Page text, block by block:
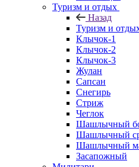
Туризм и отдых
Назад
Туризм и
Клычок-1
Клычок-2
Клычок-3
Жулан
Сапсан
Снегирь
Стриж
Чеглок
Шашлычный
Шашлычный
Шашлычный
Засапожный